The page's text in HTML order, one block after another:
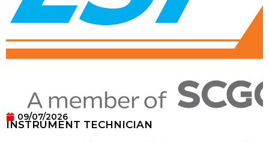
09/07/2026
INSTRUMENT TECHNICIAN